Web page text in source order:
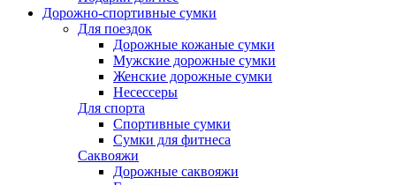
Дорожно-спортивные сумки
Для поездок
Дорожные кожаные сумки
Мужские дорожные сумки
Женские дорожные сумки
Несессеры
Для спорта
Спортивные сумки
Сумки для фитнеса
Саквояжи
Дорожные саквояжи